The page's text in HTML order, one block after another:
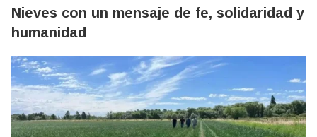
Nieves con un mensaje de fe, solidaridad y
humanidad